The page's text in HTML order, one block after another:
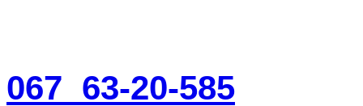
067 63-20-585